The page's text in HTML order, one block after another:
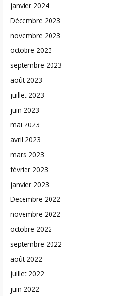
janvier 2024
Décembre 2023
novembre 2023
octobre 2023
septembre 2023
août 2023
juillet 2023
juin 2023
mai 2023
avril 2023
mars 2023
février 2023
janvier 2023
Décembre 2022
novembre 2022
octobre 2022
septembre 2022
août 2022
juillet 2022
juin 2022